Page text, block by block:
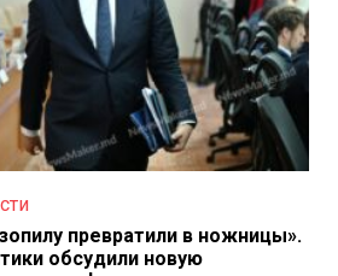
превратили в ножницы».
обсудили новую